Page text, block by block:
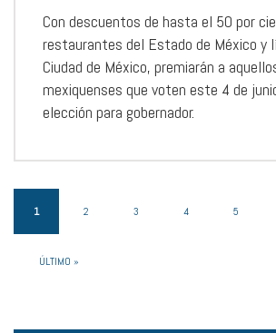
Con descuentos de hasta el 50 por
restaurantes del Estado de México y
Ciudad de México, premiarán a
mexiquenses que voten este 4 de
elección para gobernador.
1 2 3 4 5
ÚLTIMO »